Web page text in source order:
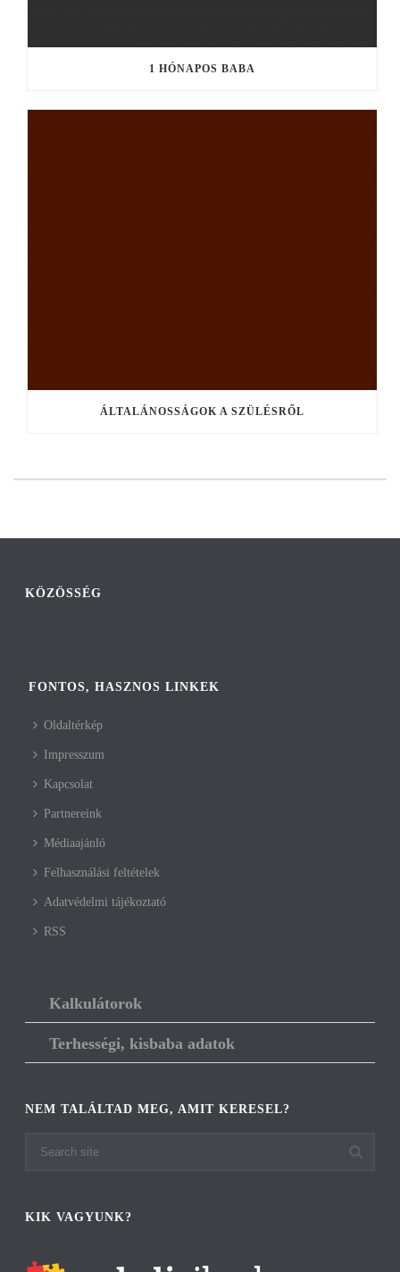
1 HÓNAPOS BABA
ÁLTALÁNOSSÁGOK A SZÜLÉSRŐL
KÖZÖSSÉG
FONTOS, HASZNOS LINKEK
Oldaltérkép
Impresszum
Kapcsolat
Partnereink
Médiaajánló
Felhasználási feltételek
Adatvédelmi tájékoztató
RSS
Kalkulátorok
Terhességi, kisbaba adatok
NEM TALÁLTAD MEG, AMIT KERESEL?
KIK VAGYUNK?